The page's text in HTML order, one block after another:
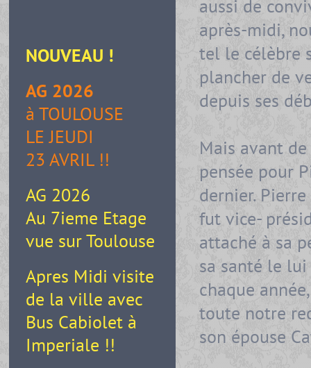
NOUVEAU !
AG 2026
à TOULOUSE
LE JEUDI
23 AVRIL !!
AG 2026
Au 7ieme Etage
vue sur Toulouse
Apres Midi visite
de la ville avec
Bus Cabiolet à
Imperiale !!
aussi de
après-midi,
tel le célèbre
plancher de
depuis ses
Mais avant
pensée pour
dernier.
fut vice-
attaché à sa
sa santé le
chaque
toute notre
son épouse